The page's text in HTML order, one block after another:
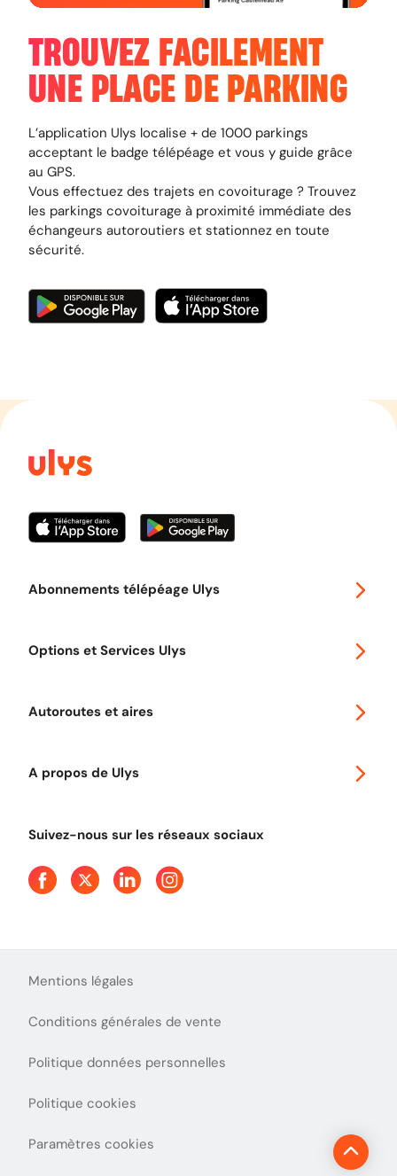
TROUVEZ FACILEMENT
UNE PLACE DE PARKING
L’application Ulys localise + de 1000 parkings
acceptant le badge télépéage et vous y guide grâce
au GPS.
Vous effectuez des trajets en covoiturage ? Trouvez
les parkings covoiturage à proximité immédiate des
échangeurs autoroutiers et stationnez en toute
sécurité.
Abonnements télépéage Ulys
Options et Services Ulys
Autoroutes et aires
A propos de Ulys
Presse
Suivez-nous sur les réseaux sociaux
Mentions légales
Conditions générales de vente
Politique données personnelles
Politique cookies
Paramètres cookies